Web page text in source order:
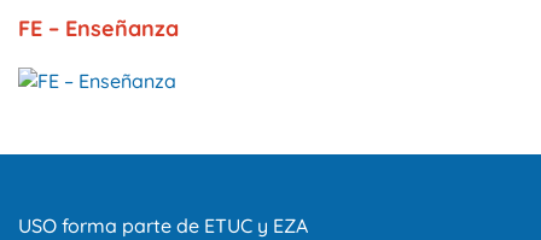
FE – Enseñanza
USO forma parte de ETUC y EZA